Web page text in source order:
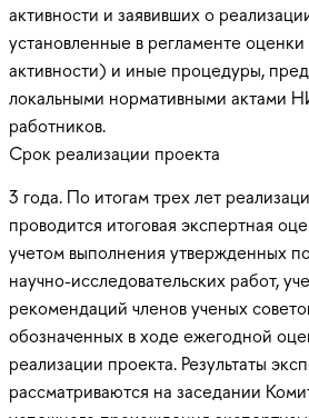
активности и заявивших о
установленные в регламенте
активности) и иные процедуры,
локальными нормативными актами
работников.
Срок реализации проекта
3 года. По итогам трех лет
проводится итоговая экспертная
учетом выполнения утвержденных
научно-исследовательских работ,
рекомендаций членов ученых
обозначенных в ходе ежегодной
реализации проекта. Результаты
рассматриваются на заседании